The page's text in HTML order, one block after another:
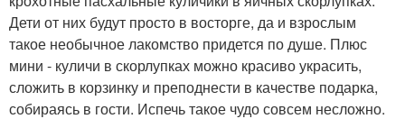
Дети от них будут просто в восторге, да и взрослым
такое необычное лакомство придется по душе. Плюс
мини - куличи в скорлупках можно красиво украсить,
сложить в корзинку и преподнести в качестве подарка,
собираясь в гости. Испечь такое чудо совсем несложно.